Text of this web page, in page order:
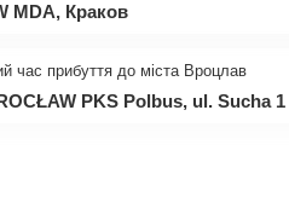
MDA, Краков
час прибуття до міста Вроцлав
PKS Polbus, ul. Sucha 1